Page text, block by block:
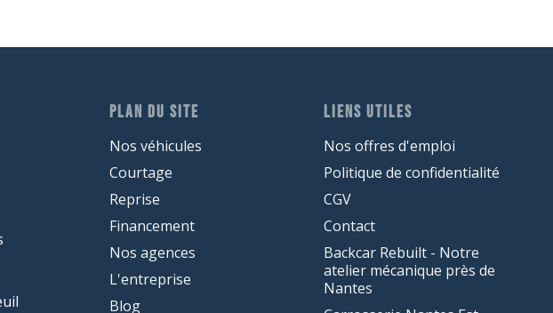
PLAN DU SITE
Nos véhicules
Courtage
Reprise
Financement
Nos agences
L'entreprise
Blog
LIENS UTILES
Nos offres d'emploi
Politique de confidentialité
CGV
Contact
Backcar Rebuilt - Notre
atelier mécanique près de
Nantes